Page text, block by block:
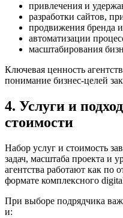
привлечения и
разработки сайтов,
продвижения бренда
автоматизации
масштабирования
Ключевая ценность
понимание бизнес-целей
4. Услуги и
стоимости
Набор услуг и стоимость
задач, масштаба проекта и
агентства работают как по
формате комплексного
При выборе подрядчика
и: